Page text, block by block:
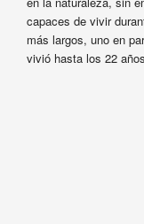
capaces de vivir
más largos, uno en
vivió hasta los 22